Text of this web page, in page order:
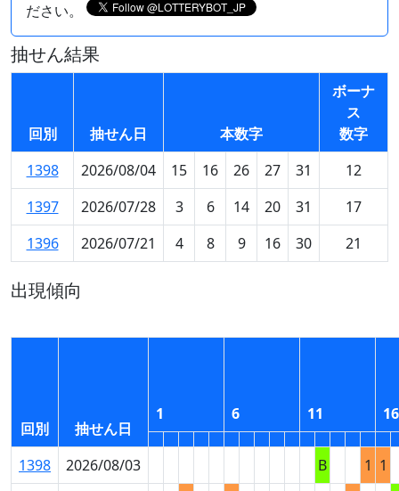
ださい。
抽せん結果
回別 抽せん日 本数字
ボーナ
ス
数字
1398
2026/08/04 15 16 26 27 31
12
1397
2026/07/28 3 6 14 20 31
17
1396
2026/07/21 4 8 9 16 30 21
出現傾向
回別 抽せん日
1 6 11 16
1398 2026/08/03 B 1 1